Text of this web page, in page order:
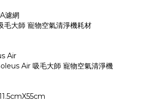
濾網
大師 寵物空氣清淨機耗材
Air
Air 吸毛大師 寵物空氣清淨機